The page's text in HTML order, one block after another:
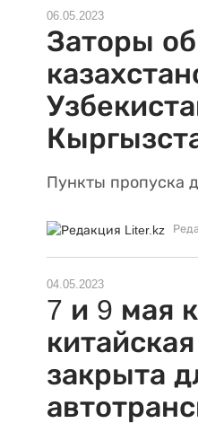
06.05.2023
Заторы
Пункты пропуска
04.05.2023
7 и 9 мая
закрыта